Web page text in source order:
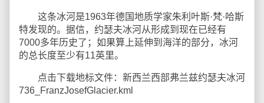
这条冰河是1963年德国地质学家朱利叶斯·梵·哈斯
特发现的。据信，约瑟夫冰河从形成到现在已经有
7000多年历史了；如果算上延伸到海洋的部分，冰河
的总长度至少有11英里。
点击下载地标文件：新西兰西部弗兰兹约瑟夫冰河
736_FranzJosefGlacier.kml